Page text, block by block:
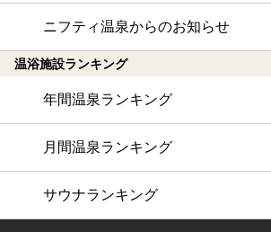
ニフティ温泉からのお知らせ
温浴施設ランキング
年間温泉ランキング
月間温泉ランキング
サウナランキング